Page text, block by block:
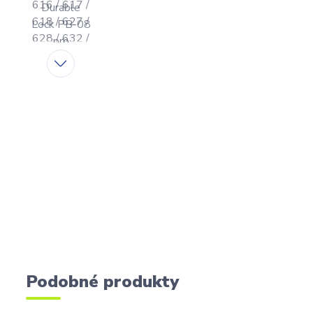
Podobné produkty